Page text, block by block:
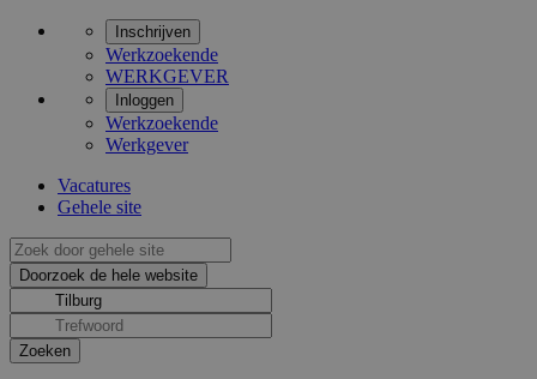
Inschrijven
Werkzoekende
WERKGEVER
Inloggen
Werkzoekende
Werkgever
Vacatures
Gehele site